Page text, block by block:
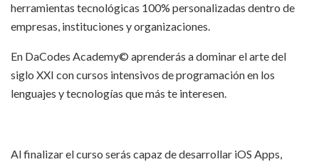
herramientas tecnológicas 100% personalizadas dentro de
empresas, instituciones y organizaciones.
En DaCodes Academy© aprenderás a dominar el arte del
siglo XXI con cursos intensivos de programación en los
lenguajes y tecnologías que más te interesen.
Al finalizar el curso serás capaz de desarrollar iOS Apps,